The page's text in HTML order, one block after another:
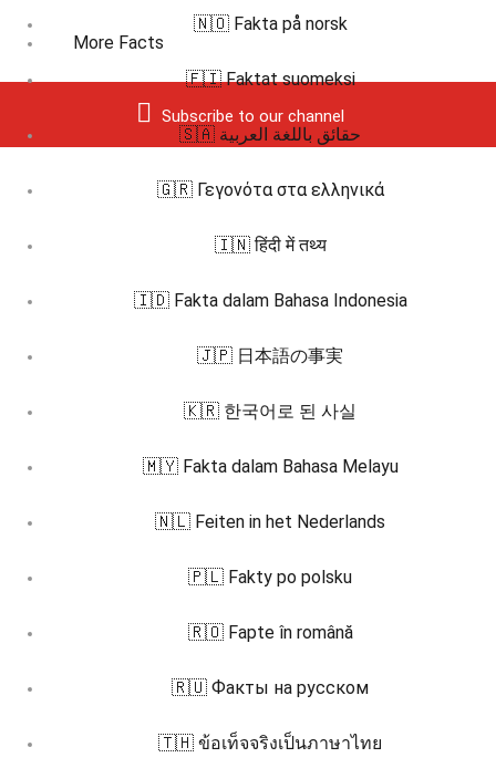
More Facts
Subscribe to our channel
🇳🇴 Fakta på norsk
🇫🇮 Faktat suomeksi
🇸🇦 حقائق باللغة العربية
🇬🇷 Γεγονότα στα ελληνικά
🇮🇳 हिंदी में तथ्य
🇮🇩 Fakta dalam Bahasa Indonesia
🇯🇵 日本語の事実
🇰🇷 한국어로 된 사실
🇲🇾 Fakta dalam Bahasa Melayu
🇳🇱 Feiten in het Nederlands
🇵🇱 Fakty po polsku
🇷🇴 Fapte în română
🇷🇺 Факты на русском
🇹🇭 ข้อเท็จจริงเป็นภาษาไทย